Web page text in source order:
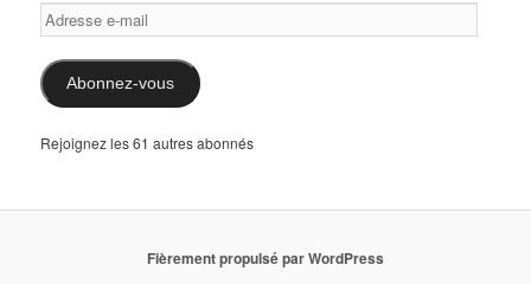
Adresse
e-
mail
Abonnez-vous
Rejoignez les 61 autres abonnés
Fièrement propulsé par WordPress